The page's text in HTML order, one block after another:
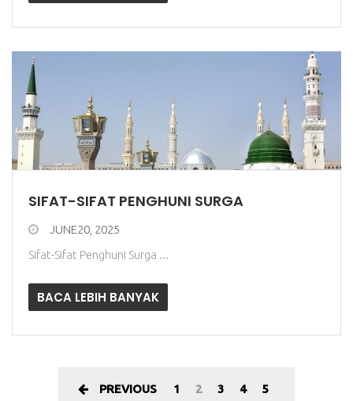
SIFAT-SIFAT PENGHUNI SURGA
JUNE20, 2025
Sifat-Sifat Penghuni Surga ...
BACA LEBIH BANYAK
PREVIOUS 1 2 3 4
5